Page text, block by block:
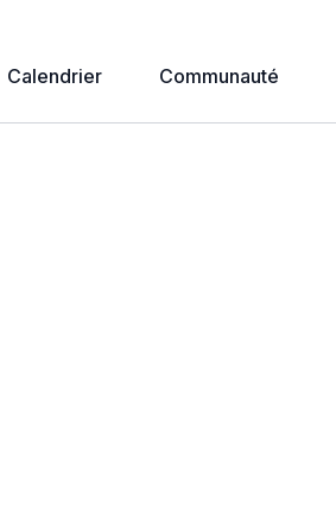
Calendrier Communauté